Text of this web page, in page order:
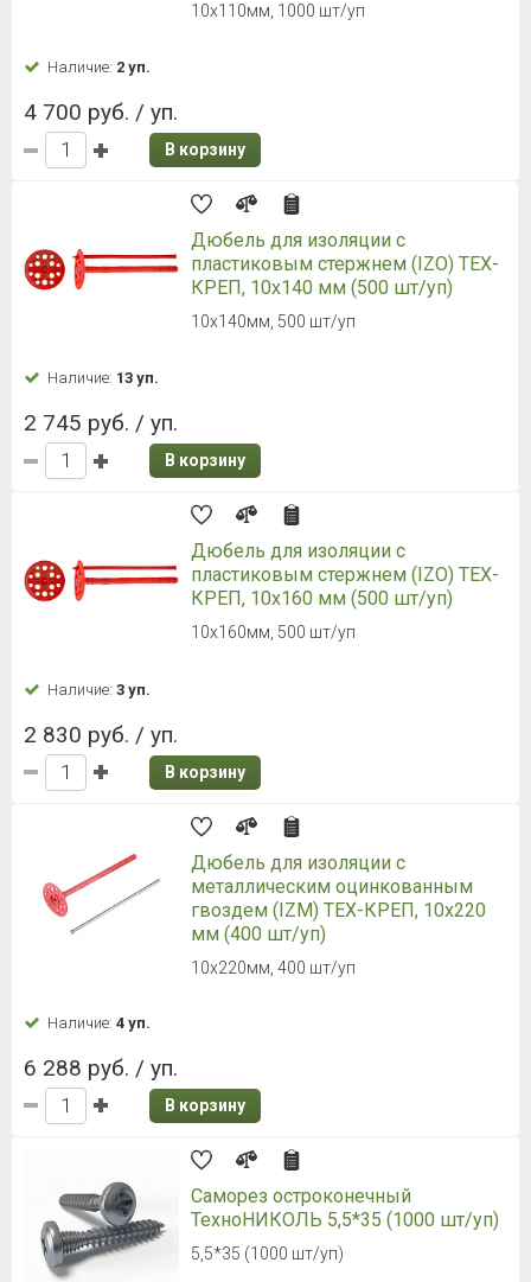
10х110мм, 1000 шт/уп
Наличие: 2 уп.
4 700 руб. / уп.
В корзину
Дюбель для изоляции с
пластиковым стержнем (IZO) ТЕХ-
КРЕП, 10х140 мм (500 шт/уп)
10х140мм, 500 шт/уп
Наличие: 13 уп.
2 745 руб. / уп.
В корзину
Дюбель для изоляции с
пластиковым стержнем (IZO) ТЕХ-
КРЕП, 10х160 мм (500 шт/уп)
10х160мм, 500 шт/уп
Наличие: 3 уп.
2 830 руб. / уп.
В корзину
Дюбель для изоляции с
металлическим оцинкованным
гвоздем (IZM) ТЕХ-КРЕП, 10х220
мм (400 шт/уп)
10х220мм, 400 шт/уп
Наличие: 4 уп.
6 288 руб. / уп.
В корзину
Саморез остроконечный
ТехноНИКОЛЬ 5,5*35 (1000 шт/уп)
5,5*35 (1000 шт/уп)